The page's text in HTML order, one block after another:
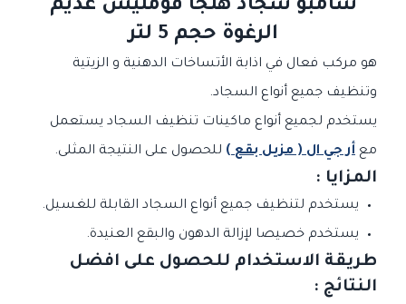
شامبو سجاد هلجا فومليس عديم
الرغوة حجم 5 لتر
هو مركب فعال في اذابة الأتساخات الدهنية و الزيتية
وتنظيف جميع أنواع السجاد.
يستخدم لجميع أنواع ماكينات تنظيف السجاد يستعمل
مع أر جي ال ( مزيل بقع ) للحصول على النتيجة المثلى.
المزايا :
يستخدم لتنظيف جميع أنواع السجاد القابلة للغسيل.
يستخدم خصيصا لإزالة الدهون والبقع العنيدة.
طريقة الاستخدام للحصول على افضل
النتائج :